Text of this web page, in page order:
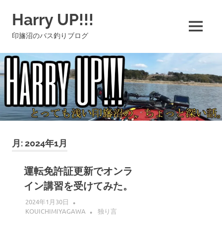
ツ
へ
ス
キ
ッ
プ
Harry UP!!!
印旛沼のバス釣りブログ MENU
月:2024年1月
運転免許証更新でオンラ
イン講習を受けてみた。
2024年1月30日
KOUICHIMIYAGAWA
独り言